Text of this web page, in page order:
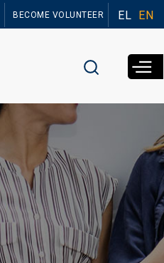
EL EN
BECOME VOLUNTEER